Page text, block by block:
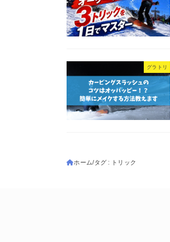
グラトリ
ホーム タグ : トリック